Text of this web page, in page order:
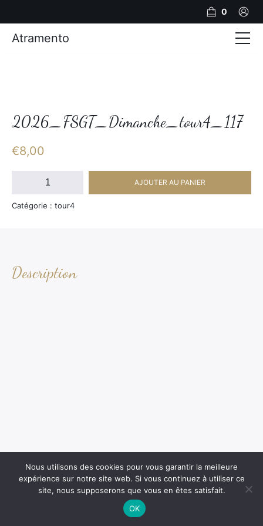
2026_FSGT_Dimanche_tour4_117
€8,00
quantité
2026_FSGT_Dimanche_tour4_117
AJOUTER AU PANIER
Catégorie : tour4
Description
0
Atramento
Photos
Nous utilisons des cookies pour vous garantir la meilleure
expérience sur notre site web. Si vous continuez à utiliser ce
site, nous supposerons que vous en êtes satisfait.
OK